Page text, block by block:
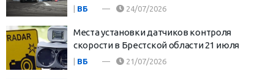
| ВБ 24/07/2026
Места установки датчиков контроля
скорости в Брестской области 21 июля
ВБ 21/07/2026